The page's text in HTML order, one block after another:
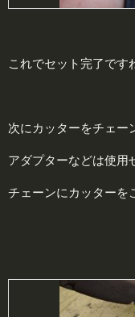
これでセット完了です
次にカッターをチェー
アダプターなどは使用
チェーンにカッターを